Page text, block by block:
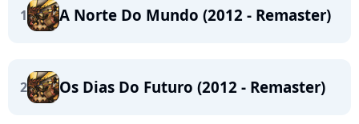
1 A Norte Do Mundo (2012 - Remaster)
2 Os Dias Do Futuro (2012 - Remaster)